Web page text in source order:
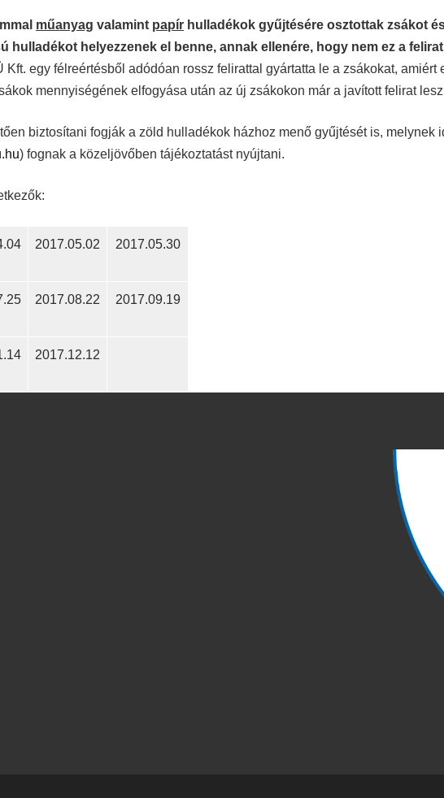
műanyag valamint papír hulladékok gyűjtésére osztottak zsákot
hulladékot helyezzenek el benne, annak ellenére, hogy nem ez a
Kft. egy félreértésből adódóan rossz felirattal gyártatta le a zsákokat, amiért
mennyiségének elfogyása után az új zsákokon már a javított felirat
biztosítani fogják a zöld hulladékok házhoz menő gyűjtését is, melynek
) fognak a közeljövőben tájékoztatást nyújtani.
2017.05.02 2017.05.30
2017.08.22 2017.09.19
2017.12.12